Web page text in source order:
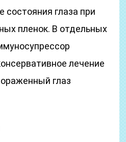
глаза при
пленок. В отдельных
лечение
глаз